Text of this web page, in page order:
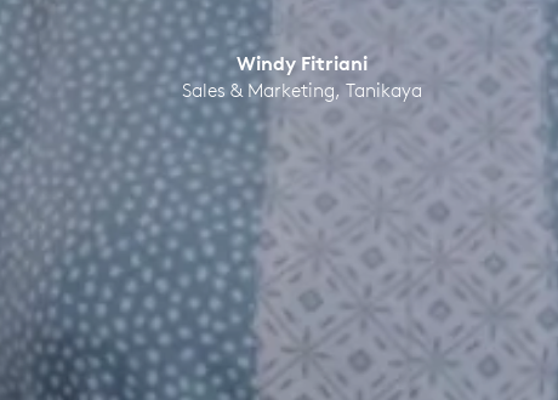
Windy Fitriani
Sales & Marketing, Tanikaya